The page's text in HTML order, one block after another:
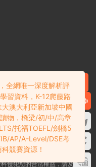
考試/學科競賽資料！
交工單查看我的工單
渝ICP備2022004389号-1
渝公
号
取的平台，不确保部分用戶上
侵犯您的合法權益，請及時聯
全網唯一深度解析評
習資料，K-12爬藤路
澳大利亞新加坡中國
物，橋梁/初/中/高章
托福TOEFL/劍橋5
AP/A-Level/DSE考
競賽資源！